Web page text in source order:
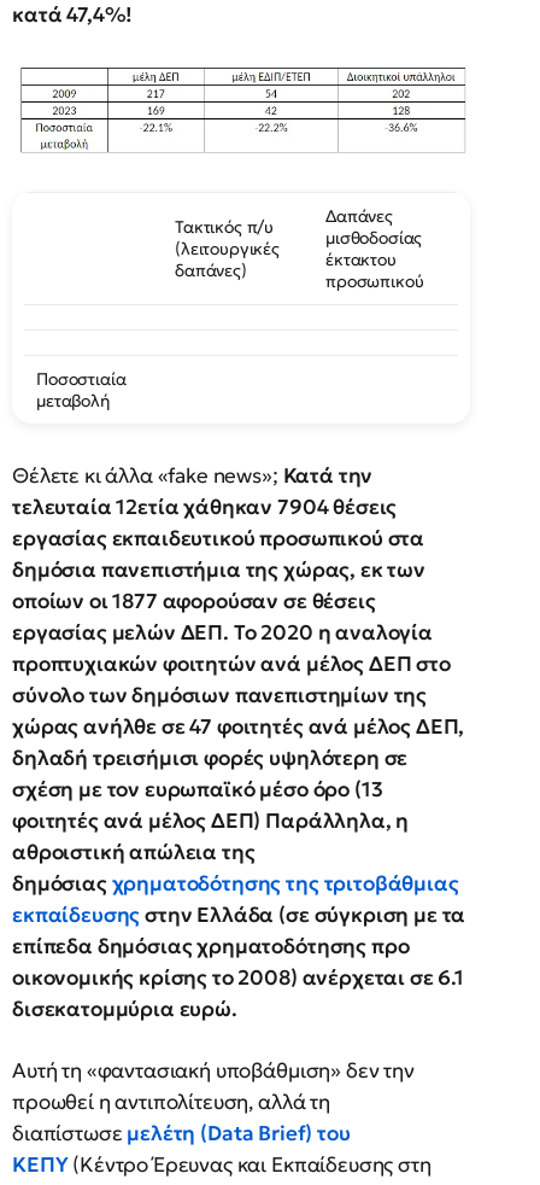
κατά 47,4%!
Τακτικός π/υ
(λειτουργικές
δαπάνες)
Δαπάνες
μισθοδοσίας
έκτακτου
προσωπικού
Ποσοστιαία
μεταβολή
Θέλετε κι άλλα «fake news»; Κατά την
τελευταία 12ετία χάθηκαν 7904 θέσεις
εργασίας εκπαιδευτικού προσωπικού στα
δημόσια πανεπιστήμια της χώρας, εκ των
οποίων οι 1877 αφορούσαν σε θέσεις
εργασίας μελών ΔΕΠ. Το 2020 η αναλογία
προπτυχιακών φοιτητών ανά μέλος ΔΕΠ στο
σύνολο των δημόσιων πανεπιστημίων της
χώρας ανήλθε σε 47 φοιτητές ανά μέλος ΔΕΠ,
δηλαδή τρεισήμισι φορές υψηλότερη σε
σχέση με τον ευρωπαϊκό μέσο όρο (13
φοιτητές ανά μέλος ΔΕΠ) Παράλληλα, η
αθροιστική απώλεια της
δημόσιαςχρηματοδότησης της τριτοβάθμιας
εκπαίδευσηςστην Ελλάδα (σε σύγκριση με τα
επίπεδα δημόσιας χρηματοδότησης προ
οικονομικής κρίσης το 2008) ανέρχεται σε 6.1
δισεκατομμύρια ευρώ.
Αυτή τη «φαντασιακή υποβάθμιση» δεν την
προωθεί η αντιπολίτευση, αλλά τη
διαπίστωσε μελέτη (Data Brief)του
ΚΕΠΥ (Κέντρο Έρευνας και Εκπαίδευσης στη